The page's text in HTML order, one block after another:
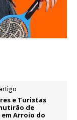
e Turistas
de
Arroio do